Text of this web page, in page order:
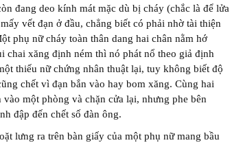
đang deo kính mát mặc dù bị cháy (chắc là để lửa
vết đạn ở đầu, chẳng biết có phải nhờ tài thiện
phụ nữ cháy toàn thân dang hai chân nằm hớ
chai xăng định ném thì nó phát nổ theo giả định
thiếu nữ chứng nhân thuật lại, tuy không biết độ
chết vì đạn bắn vào hay bom xăng. Cùng hai
một phòng và chặn cửa lại, nhưng phe bên
đập đến chết số đàn ông.
lưng ra trên bàn giấy của một phụ nữ mang bầu